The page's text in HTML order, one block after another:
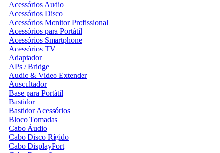
Acessórios Audio
Acessórios Disco
Acessórios Monitor Profissional
Acessórios para Portátil
Acessórios Smartphone
Acessórios TV
Adaptador
APs / Bridge
Audio & Video Extender
Auscultador
Base para Portátil
Bastidor
Bastidor Acessórios
Bloco Tomadas
Cabo Áudio
Cabo Disco Rígido
Cabo DisplayPort